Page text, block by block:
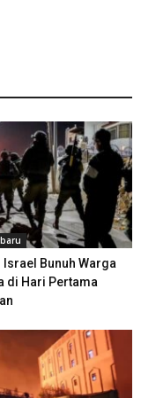
Israel Bunuh Warga
di Hari Pertama